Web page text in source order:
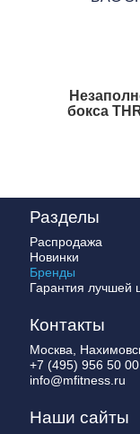
бокса
Разделы
Распродажа
Новинки
Бренды
Гарантия лучшей
Контакты
Москва,
+7 (495) 956 50 00
info@mfitness.ru
Наши сайты